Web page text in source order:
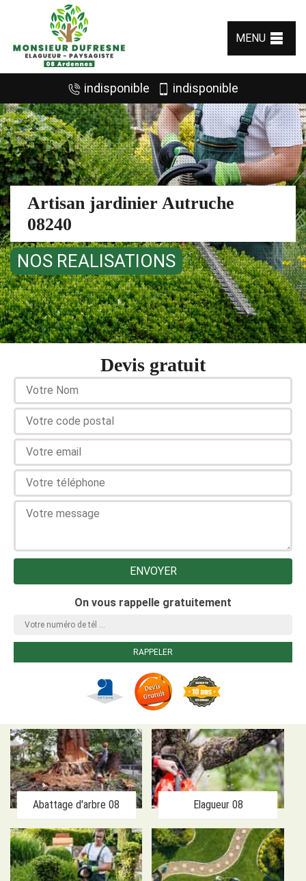
MENU
indisponible indisponible
Artisan jardinier Autruche
08240
NOS REALISATIONS
Devis gratuit
On vous rappelle gratuitement
Abattage d'arbre 08 Elagueur 08